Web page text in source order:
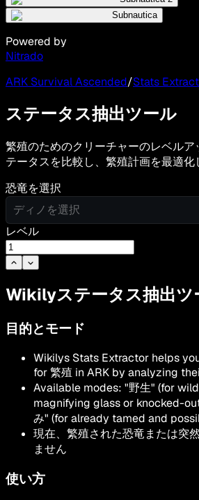
Subnautica
Powered by
Nitrado
ARK Survival Ascended/Stats
ステータス抽出ツール
繁殖のためのクリーチャーのレベル
テータスを比較し、繁殖計画を最適化
恐竜を選択
ディノを選択
レベル
Wikilyステータス抽出ツ
目的とモード
Wikilys Stats Extractor helps
for繁殖 in ARK by analyzing
Available modes: "野生" (for
magnifying glass or knocked-
み" (for already tamed and
現在、繁殖された恐竜または突
ません
使い方